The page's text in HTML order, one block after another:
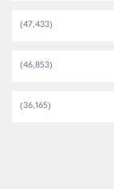
(47,433)
(46,853)
(36,165)